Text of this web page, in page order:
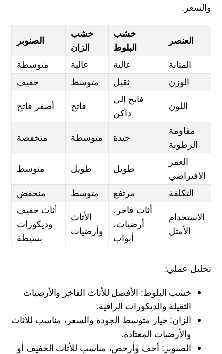
والسعر.
العنصر
خشب
البلوط
خشب
الزان
الصنوبر
المتانة عالية عالية
متوسطة
الوزن
ثقيل متوسط خفيف
اللون
فاتح إلى
داكن
فاتح أصفر فاتح
مقاومة
الرطوبة
جيدة متوسطة منخفضة
العمر
الافتراضي
طويل طويل متوسط
التكلفة مرتفع متوسط منخفض
الاستخدام
الأمثل
أثاث فاخر،
أرضيات،
أبواب
الأثاث
وأرضيات
أثاث خفيف
وديكورات
بسيطة
تحليل عملي:
خشب البلوط: الأفضل للأثاث الفاخر والأرضيات
الثقيلة والديكورات الراقية.
الزان: خيار متوسط الجودة والسعر، مناسب للأثاث
والأرضيات المعتادة.
الصنوبر: أخف وأرخص، مناسب للأثاث الخفيف أو